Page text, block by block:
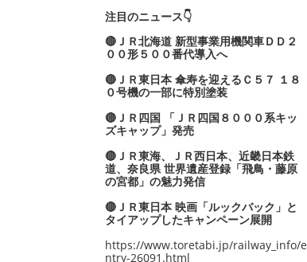
注目のニュース👇
🔴ＪＲ北海道 新型事業用機関車ＤＤ２
００形５００番代導入へ
🔴ＪＲ東日本 傘寿を迎えるＣ５７ １８
０号機の一部に特別塗装
🔴ＪＲ四国 「ＪＲ四国８０００系キッ
ズキャップ」発売
🔴ＪＲ東海、ＪＲ西日本、近畿日本鉄
道、奈良県 世界遺産登録「飛鳥・藤原
の宮都」の魅力発信
🔴ＪＲ東日本 映画「ルックバック」と
タイアップしたキャンペーン展開
https://www.toretabi.jp/railway_info/e
ntry-26091.html